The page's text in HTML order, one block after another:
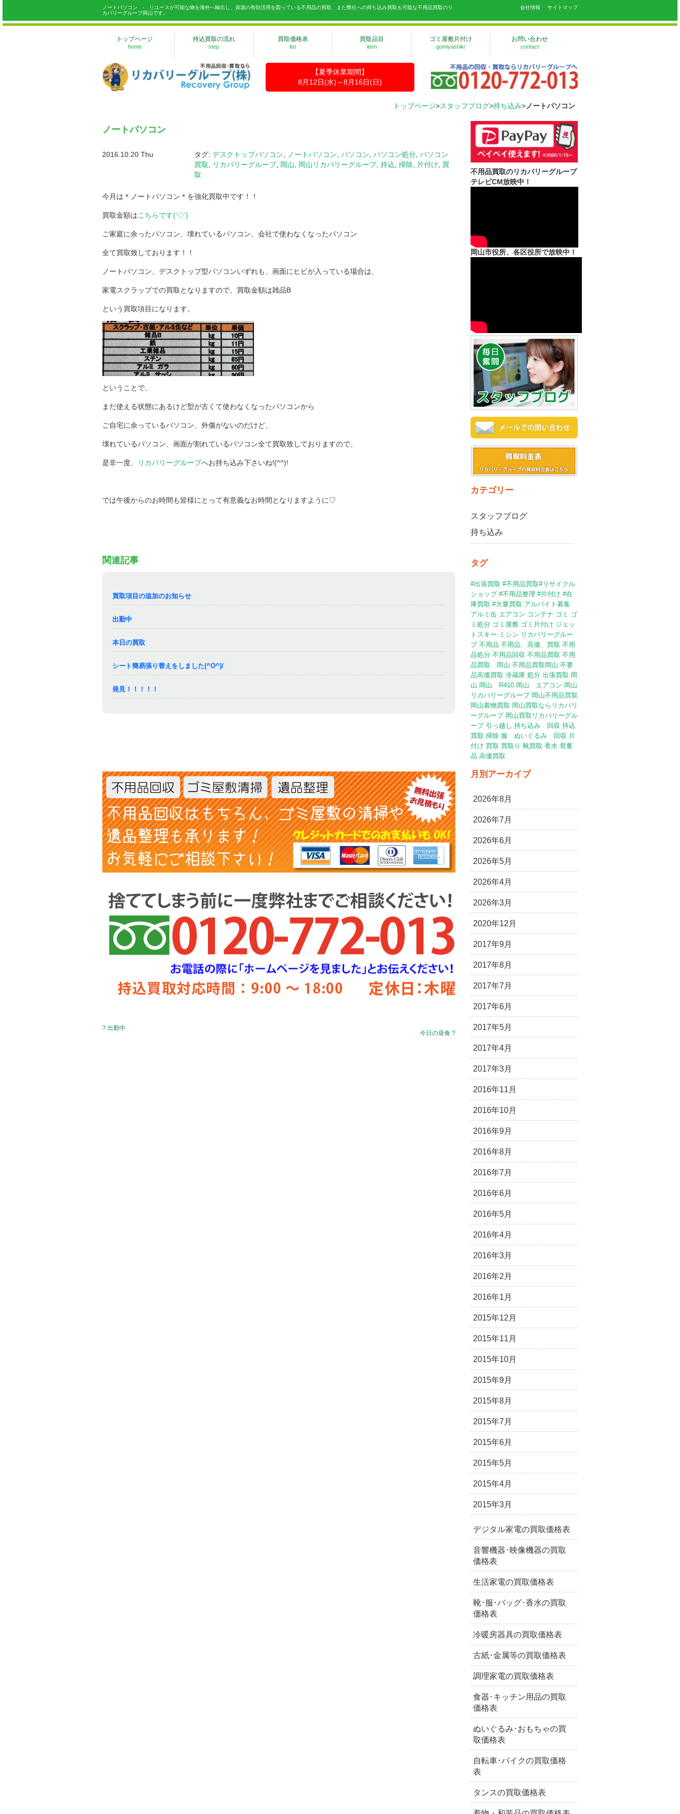
ノートパソコン - リユースが可能な物を海外へ輸出し、資源の有効活用を図っている不用品の買取、また弊社への持ち込み買取も可能な不用品買取のリ
カバリーグループ岡山です。
会社情報 サイトマップ
トップページ
home
持込買取の流れ
step
買取価格表
list
買取品目
item
ゴミ屋敷片付け
gomiyashiki
お問い合わせ
contact
【夏季休業期間】
8月12日(水)～8月16日(日)
トップページ>スタッフブログ>持ち込み>ノートパソコン
ノートパソコン
2016.10.20 Thu タグ: デスクトップパソコン ノートパソコン パソコン パソコン処分, パソコン
買取
リカバリーグループ, 岡山 岡山リカバリーグループ, 持込 掃除 片付け
買
取
今月は＊ノートパソコン＊を強化買取中です！！
買取金額はこちらです(‘◇’)ゞ
ご家庭に余ったパソコン、壊れているパソコン、会社で使わなくなったパソコン
全て買取致しております！！
ノートパソコン、デスクトップ型パソコンいずれも、画面にヒビが入っている場合は、
家電スクラップでの買取となりますので、買取金額は雑品B
という買取項目になります。
ということで、
まだ使える状態にあるけど型が古くて使わなくなったパソコンから
ご自宅に余っているパソコン、外傷がないのだけど、
壊れているパソコン、画面が割れているパソコン全て買取致しておりますので、
是非一度、 リカバリーグループへお持ち込み下さいね!(^^)!
では午後からのお時間も皆様にとって有意義なお時間となりますように♡
関連記事
買取項目の追加のお知らせ
出勤中
本日の買取
シート簡易張り替えをしました(^O^)/
発見！！！！！
? 出勤中
今日の昼食 ?
不用品買取のリカバリーグループ
テレビCM放映中！
岡山市役所、各区役所で放映中！
カテゴリー
スタッフブログ
持ち込み
タグ
#出張買取 #不用品買取#リサイクル
ショップ #不用品整理 #片付け #在
庫買取 #大量買取 アルバイト募集
アルミ缶 エアコン コンテナ ゴミ ゴ
ミ処分 ゴミ屋敷 ゴミ片付け ジェッ
トスキー ミシン リカバリーグルー
プ 不用品 不用品、高価、買取 不用
品処分 不用品回収 不用品買取 不用
品買取 岡山 不用品買取岡山 不要
品高価買取 冷蔵庫 処分 出張買取 岡
山 岡山 R410 岡山 エアコン 岡山
リカバリーグループ 岡山不用品買取
岡山着物買取 岡山買取ならリカバリ
ーグループ 岡山買取リカバリーグル
ープ 引っ越し 持ち込み 回収 持込
買取 掃除 服 ぬいぐるみ 回収 片
付け 買取 買取り 靴買取 香水 骨董
品 高価買取
月別アーカイブ
2026年8月
2026年7月
2026年6月
2026年5月
2026年4月
2026年3月
2020年12月
2017年9月
2017年8月
2017年7月
2017年6月
2017年5月
2017年4月
2017年3月
2016年11月
2016年10月
2016年9月
2016年8月
2016年7月
2016年6月
2016年5月
2016年4月
2016年3月
2016年2月
2016年1月
2015年12月
2015年11月
2015年10月
2015年9月
2015年8月
2015年7月
2015年6月
2015年5月
2015年4月
2015年3月
デジタル家電の買取価格表
音響機器･映像機器の買取
価格表
生活家電の買取価格表
靴･服･バッグ･香水の買取
価格表
冷暖房器具の買取価格表
古紙･金属等の買取価格表
調理家電の買取価格表
食器･キッチン用品の買取
価格表
ぬいぐるみ･おもちゃの買
取価格表
自転車･バイクの買取価格
表
タンスの買取価格表